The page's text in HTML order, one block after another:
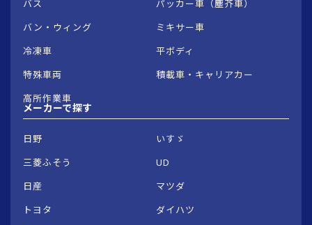
バス
パッカー車（塵芥車）
バン・ウィング
ミキサー車
冷凍車
平ボディ
特殊車両
積載車・キャリアカー
高所作業車
メーカーで探す
日野
いすゞ
三菱ふそう
UD
日産
マツダ
トヨタ
ダイハツ